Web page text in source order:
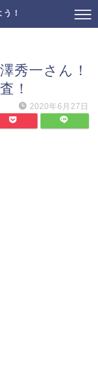
！
秀一さん！
！
2020年6月27日